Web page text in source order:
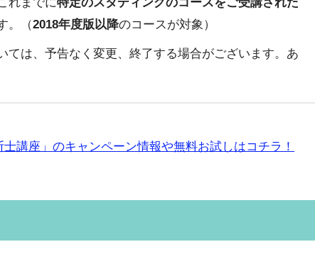
。（2018年度版以降のコースが対象）
ては、予告なく変更、終了する場合がございます。あ
講座」のキャンペーン情報や無料お試しはコチラ！